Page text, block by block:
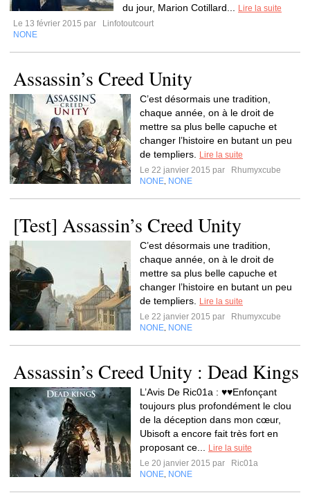
du jour, Marion Cotillard...
Lire la suite
Le 13 février 2015 par
Linfotoutcourt
NONE
Assassin’s Creed Unity
C’est désormais une tradition,
chaque année, on à le droit de
mettre sa plus belle capuche et
changer l’histoire en butant un peu
de templiers.
Lire la suite
Le 22 janvier 2015 par
Rhumyxcube
NONE NONE
[Test] Assassin’s Creed Unity
C’est désormais une tradition,
chaque année, on à le droit de
mettre sa plus belle capuche et
changer l’histoire en butant un peu
de templiers.
Lire la suite
Le 22 janvier 2015 par
Rhumyxcube
NONE NONE
Assassin’s Creed Unity : Dead Kings
L’Avis De Ric01a : ♥♥Enfonçant
toujours plus profondément le clou
de la déception dans mon cœur,
Ubisoft a encore fait très fort en
proposant ce...
Lire la suite
Le 20 janvier 2015 par
Ric01a
NONE NONE